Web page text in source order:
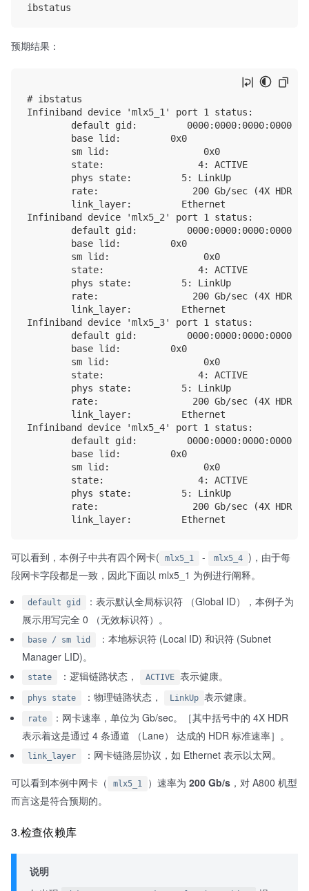
预期结果：
# ibstatus
Infiniband device 'mlx5_1' port 1 status:
default gid:
        base lid:         0x0
        sm lid:                 0x0
        state:                 4: ACTIVE
        phys state:         5: LinkUp
        rate:                 200 Gb/sec (4X HDR)
        link_layer:         Ethernet
Infiniband device 'mlx5_2' port 1 status:
default gid:
        base lid:         0x0
        sm lid:                 0x0
        state:                 4: ACTIVE
        phys state:         5: LinkUp
        rate:                 200 Gb/sec (4X HDR)
        link_layer:         Ethernet
Infiniband device 'mlx5_3' port 1 status:
default gid:
        base lid:         0x0
        sm lid:                 0x0
        state:                 4: ACTIVE
        phys state:         5: LinkUp
        rate:                 200 Gb/sec (4X HDR)
        link_layer:         Ethernet
Infiniband device 'mlx5_4' port 1 status:
default gid:
        base lid:         0x0
        sm lid:                 0x0
        state:                 4: ACTIVE
        phys state:         5: LinkUp
        rate:                 200 Gb/sec (4X HDR)
可以看到，本例子中共有四个网卡( mlx5_1 - mlx5_4 )，由于每
段网卡字段都是一致，因此下面以 mlx5_1 为例进行阐释。
default gid
：表示默认全局标识符 （Global ID），本例子为
展示用写完全 0 （无效标识符）。
base / sm lid
：本地标识符 (Local ID) 和识符 (Subnet
Manager LID)。
state ：逻辑链路状态， ACTIVE 表示健康。
phys state ：物理链路状态， LinkUp 表示健康。
rate
：网卡速率，单位为 Gb/sec。［其中括号中的 4X HDR
表示着这是通过 4 条通道 （Lane） 达成的 HDR 标准速率］。
link_layer
：网卡链路层协议，如 Ethernet 表示以太网。
可以看到本例中网卡（
mlx5_1 ）速率为 200 Gb/s ，对 A800 机型
而言这是符合预期的。
3.检查依赖库
说明